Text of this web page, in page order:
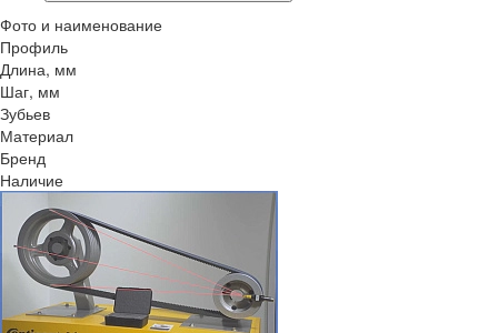
Фото и наименование
Профиль
Длина, мм
Шаг, мм
Зубьев
Материал
Бренд
Наличие